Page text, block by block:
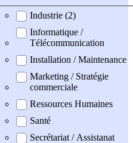
Industrie (2)
Informatique /
Télécommunication
Installation / Maintenance
Marketing / Stratégie
commerciale
Ressources Humaines
Santé
Secrétariat / Assistanat